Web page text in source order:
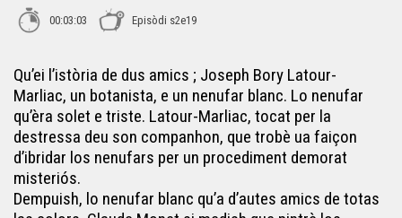
Encontra dab la tortuga de Busi - Los Secrets de Fred
La terralha de Garòs e Bolhon - Los Secrets de Fred
00:03:03 Episòdi s2e19
Qu’ei l’istòria de dus amics ; Joseph Bory Latour-
Marliac, un botanista, e un nenufar blanc. Lo nenufar
qu’èra solet e triste. Latour-Marliac, tocat per la
destressa deu son companhon, que trobè ua faiçon
d’ibridar los nenufars per un procediment demorat
misteriós.
Dempuish, lo nenufar blanc qu’a d’autes amics de totas